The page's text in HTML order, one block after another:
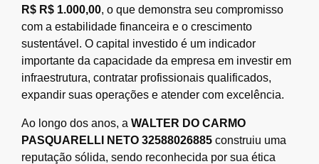
R$ R$ 1.000,00, o que demonstra seu compromisso
com a estabilidade financeira e o crescimento
sustentável. O capital investido é um indicador
importante da capacidade da empresa em investir em
infraestrutura, contratar profissionais qualificados,
expandir suas operações e atender com excelência.
Ao longo dos anos, a WALTER DO CARMO
PASQUARELLI NETO 32588026885 construiu uma
reputação sólida, sendo reconhecida por sua ética